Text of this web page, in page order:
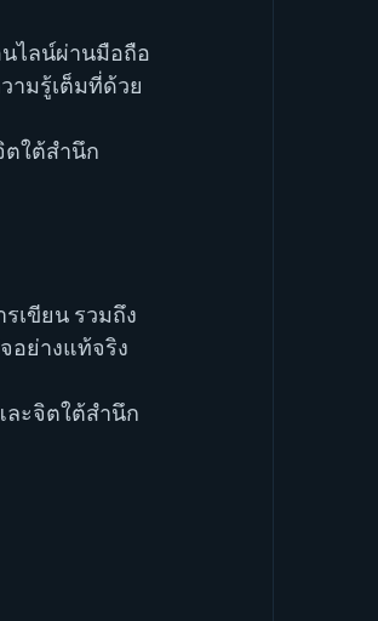
นไลน์ผ่านมือถือ
ามรู้เต็มที่ด้วย
ตใต้สำนึก
เขียน รวมถึง
อย่างแท้จริง
ะจิตใต้สำนึก